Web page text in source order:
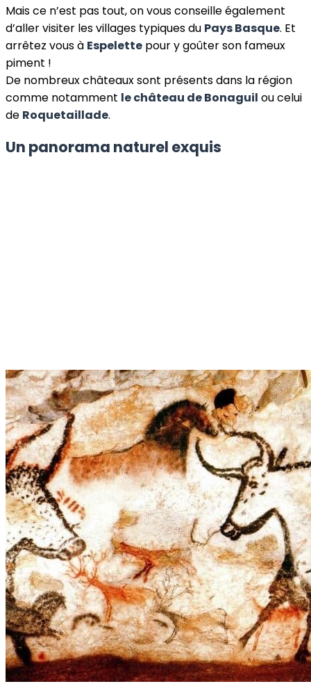
Mais ce n’est pas tout, on vous conseille également
d’aller visiter les villages typiques du Pays Basque. Et
arrêtez vous à Espelette pour y goûter son fameux
piment !
De nombreux châteaux sont présents dans la région
comme notamment le château de Bonaguil ou celui
de Roquetaillade.
Un panorama naturel exquis